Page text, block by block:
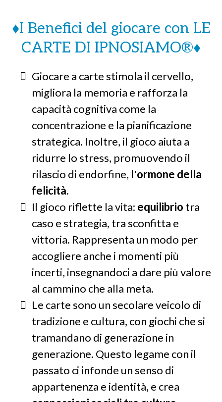
♦️I Benefici del giocare con LE
CARTE DI IPNOSIAMO®♦️
Giocare a carte stimola il cervello,
migliora la memoria e rafforza la
capacità cognitiva come la
concentrazione e la pianificazione
strategica. Inoltre, il gioco aiuta a
ridurre lo stress, promuovendo il
rilascio di endorfine, l'ormone della
felicità.
Il gioco riflette la vita: equilibrio tra
caso e strategia, tra sconfitta e
vittoria. Rappresenta un modo per
accogliere anche i momenti più
incerti, insegnandoci a dare più valore
al cammino che alla meta.
Le carte sono un secolare veicolo di
tradizione e cultura, con giochi che si
tramandano di generazione in
generazione. Questo legame con il
passato ci infonde un senso di
appartenenza e identità, e crea